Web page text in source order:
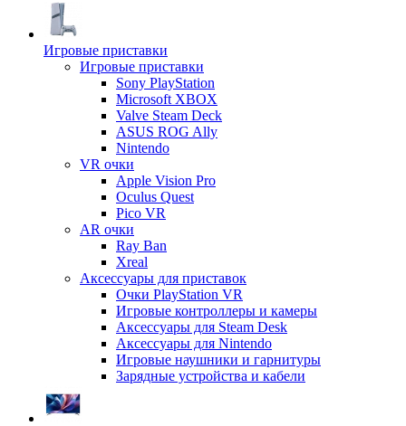
Игровые приставки
Игровые приставки
Sony PlayStation
Microsoft XBOX
Valve Steam Deck
ASUS ROG Ally
Nintendo
VR очки
Apple Vision Pro
Oculus Quest
Pico VR
AR очки
Ray Ban
Xreal
Аксессуары для приставок
Очки PlayStation VR
Игровые контроллеры и камеры
Аксессуары для Steam Desk
Аксессуары для Nintendo
Игровые наушники и гарнитуры
Зарядные устройства и кабели